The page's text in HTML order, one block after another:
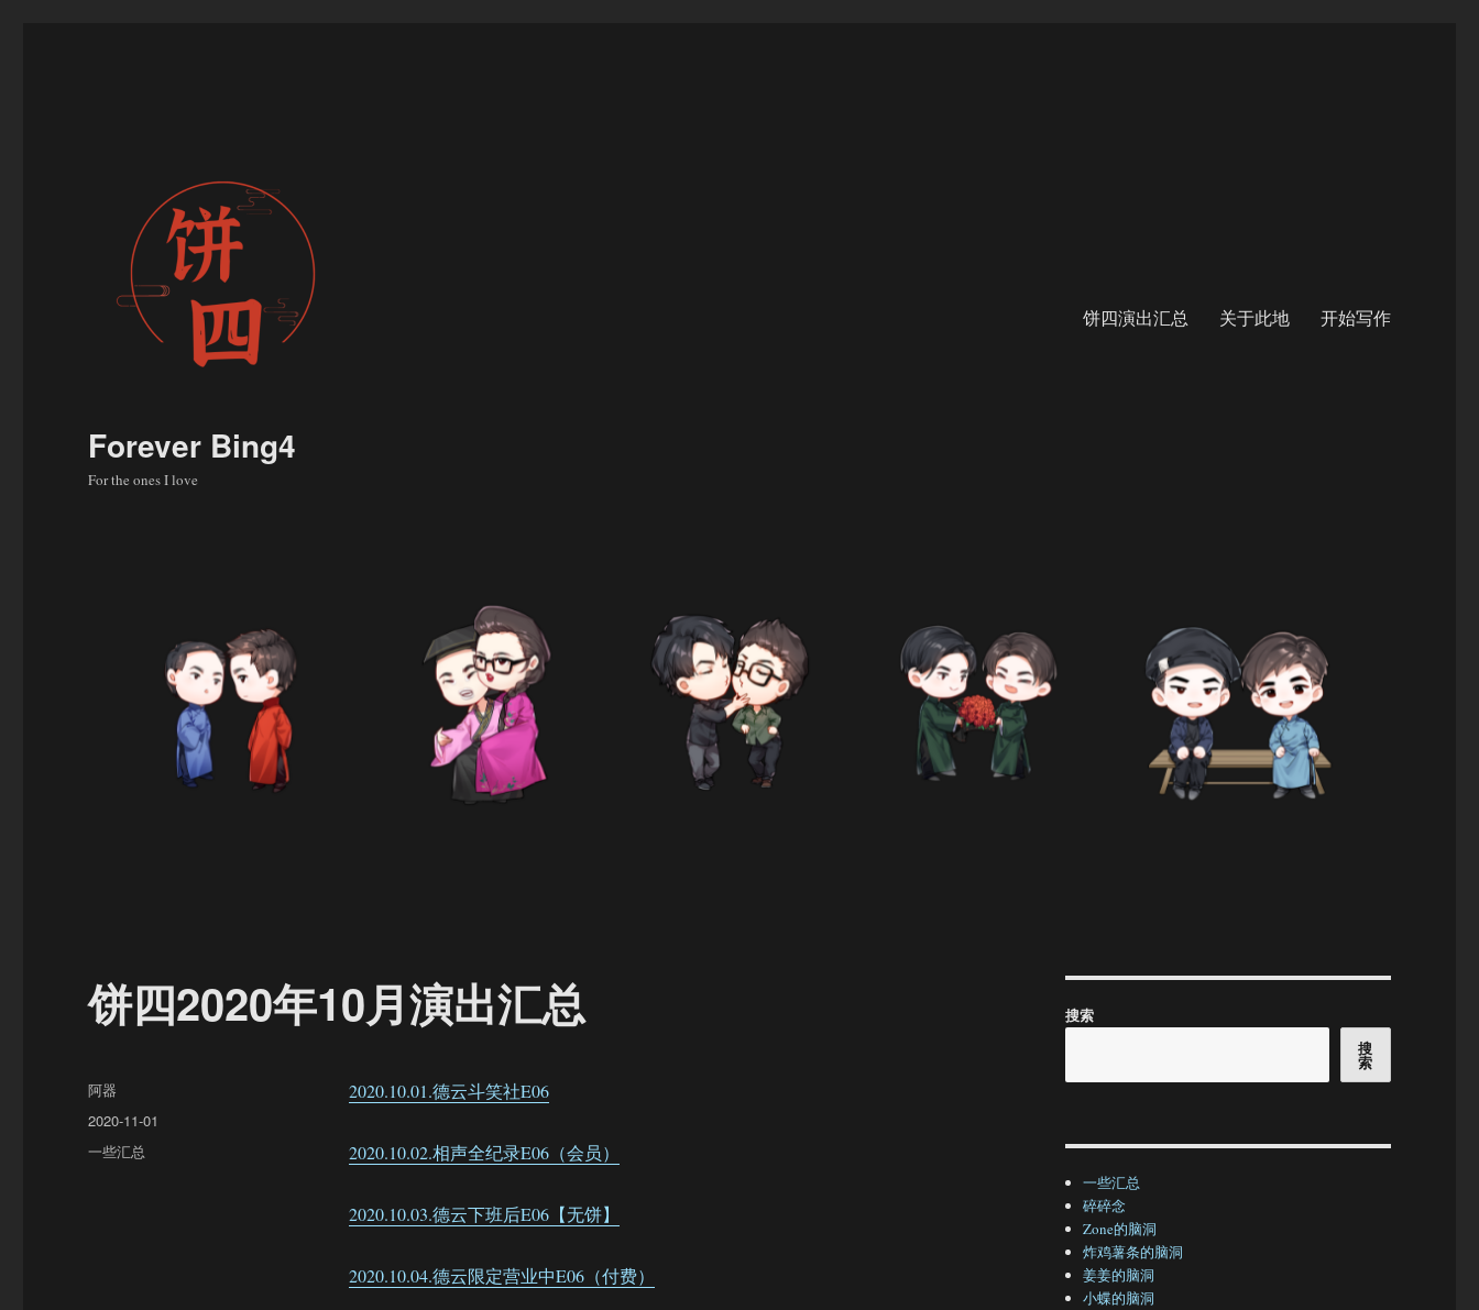
Forever Bing4
For the ones I love
饼四演出汇总 关于此地 开始写作
饼四2020年10月演出汇总
2020.10.01.德云斗笑社E06
2020.10.02.相声全纪录E06（会员）
2020.10.03.德云下班后E06【无饼】
2020.10.04.德云限定营业中E06（付费）
作
者
阿器
发
2020-11-01
分
一些汇总
搜索
搜
索
一些汇总
碎碎念
Zone的脑洞
炸鸡薯条的脑洞
姜姜的脑洞
小蝶的脑洞